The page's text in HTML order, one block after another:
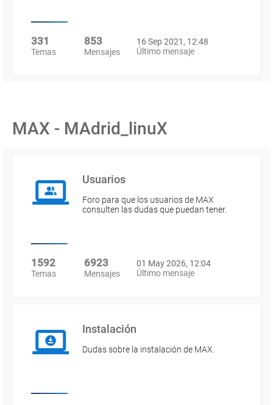
331
Temas
853
Mensajes
16 Sep 2021, 12:48
Último mensaje
MAX - MAdrid_linuX
Usuarios
Foro para que los usuarios de MAX
consulten las dudas que puedan tener.
1592
Temas
6923
Mensajes
01 May 2026, 12:04
Último mensaje
Instalación
Dudas sobre la instalación de MAX.